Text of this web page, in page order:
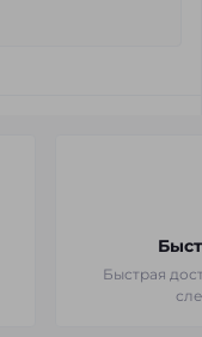
Быстрая